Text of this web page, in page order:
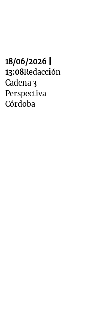
18/06/2026 |
13:08Redacción
Cadena 3
Perspectiva
Córdoba